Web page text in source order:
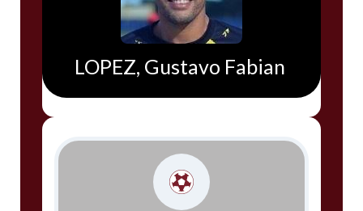
LOPEZ, Gustavo Fabian